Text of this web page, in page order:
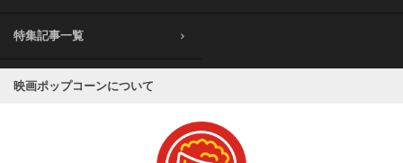
特集記事一覧
映画ポップコーンについて